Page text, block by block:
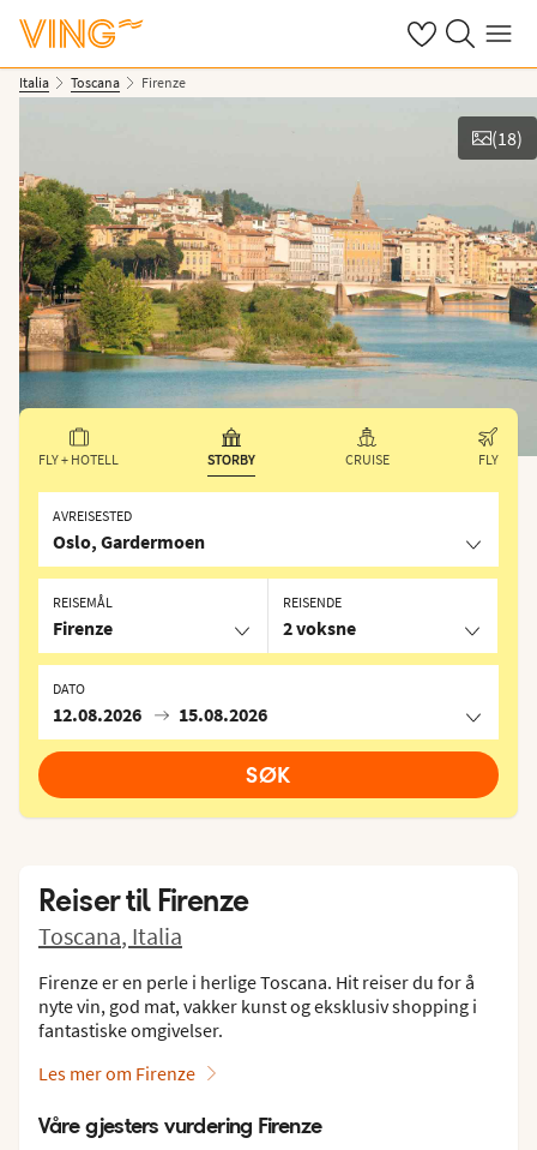
Se dine sparte
Søk påMeny
Italia Toscana Firenze
Vis bilder
(18)
FLY + HOTELL STORBY CRUISE FLY
AVREISESTED
Oslo, Gardermoen
REISEMÅL
Firenze
DATO
12.08.2026 15.08.2026
REISENDE
2 voksne
SØK
Reiser til Firenze
Toscana, Italia
Firenze er en perle i herlige Toscana. Hit reiser du for å
nyte vin, god mat, vakker kunst og eksklusiv shopping i
fantastiske omgivelser.
Les mer om Firenze
Våre gjesters vurdering Firenze